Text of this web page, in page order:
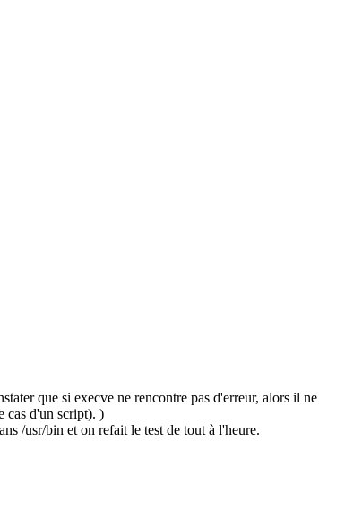
que si execve ne rencontre pas d'erreur, alors il ne
cas d'un script). )
/usr/bin et on refait le test de tout à l'heure.